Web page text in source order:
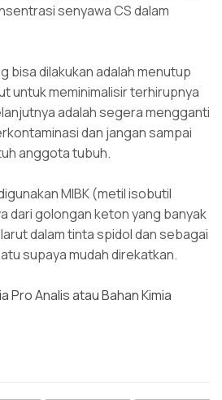
senyawa CS dalam
bisa dilakukan adalah menutup
untuk meminimalisir terhirupnya
adalah segera mengganti
dan jangan sampai
anggota tubuh.
MIBK (metil isobutil
dari golongan keton yang banyak
dalam tinta spidol dan sebagai
supaya mudah direkatkan.
Pro Analis atau Bahan Kimia